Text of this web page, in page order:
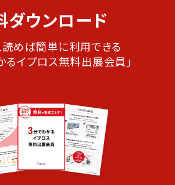
ダウンロード
読めば簡単に利用できる
るイプロス無料出展会員」